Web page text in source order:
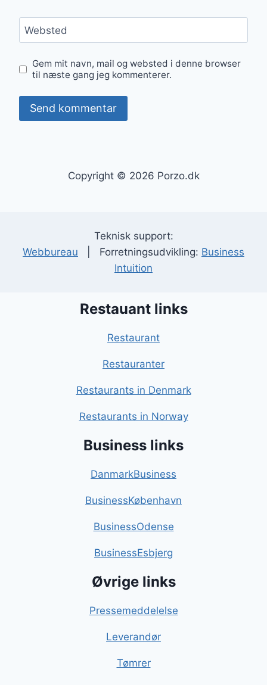
Websted
Gem mit navn, mail og websted i denne browser
til næste gang jeg kommenterer.
Copyright © 2026 Porzo.dk
Teknisk support:
Webbureau | Forretningsudvikling: Business
Intuition
Restauant links
Restaurant
Restauranter
Restaurants in Denmark
Restaurants in Norway
Business links
DanmarkBusiness
BusinessKøbenhavn
BusinessOdense
BusinessEsbjerg
Øvrige links
Pressemeddelelse
Leverandør
Tømrer